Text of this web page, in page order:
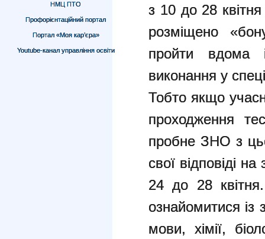
НМЦ ПТО
Профорієнтаційний портал
Портал «Моя кар’єра»
Youtube-канал управління освіти
з 10 до 28
розміщено
пройти вдома
виконання у
Тобто якщо
проходження
пробне ЗНО з
свої відповіді
24 до 28
ознайомитися із
мови, хімії,